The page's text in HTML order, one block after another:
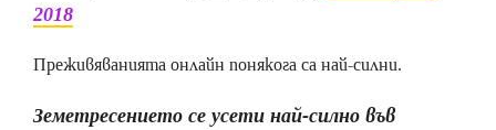
2018
Преживяванията онлайн понякога са най-силни.
Земетресението се усети най-силно във